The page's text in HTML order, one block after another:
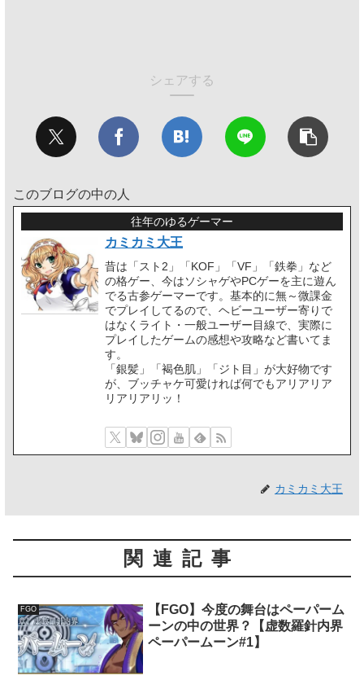
シェアする
このブログの中の人
往年のゆるゲーマー
カミカミ大王
昔は「スト2」「KOF」「VF」「鉄拳」など
の格ゲー、今はソシャゲやPCゲーを主に遊ん
でる古参ゲーマーです。基本的に無～微課金
でプレイしてるので、ヘビーユーザー寄りで
はなくライト・一般ユーザー目線で、実際に
プレイしたゲームの感想や攻略など書いてま
す。
「銀髪」「褐色肌」「ジト目」が大好物です
が、ブッチャケ可愛ければ何でもアリアリア
リアリアリッ！
カミカミ大王
関連記事
FGO
【FGO】今度の舞台はペーパーム
ーンの中の世界？【虚数羅針内界
ペーパームーン#1】